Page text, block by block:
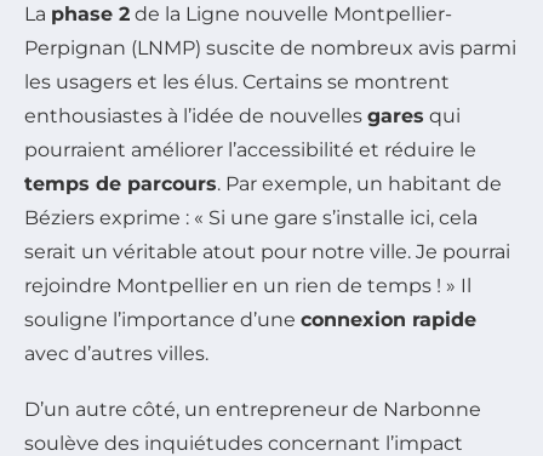
La phase 2 de la Ligne nouvelle Montpellier-
Perpignan (LNMP) suscite de nombreux avis parmi
les usagers et les élus. Certains se montrent
enthousiastes à l’idée de nouvelles gares qui
pourraient améliorer l’accessibilité et réduire le
temps de parcours. Par exemple, un habitant de
Béziers exprime : « Si une gare s’installe ici, cela
serait un véritable atout pour notre ville. Je pourrai
rejoindre Montpellier en un rien de temps ! » Il
souligne l’importance d’une connexion rapide
avec d’autres villes.
D’un autre côté, un entrepreneur de Narbonne
soulève des inquiétudes concernant l’impact